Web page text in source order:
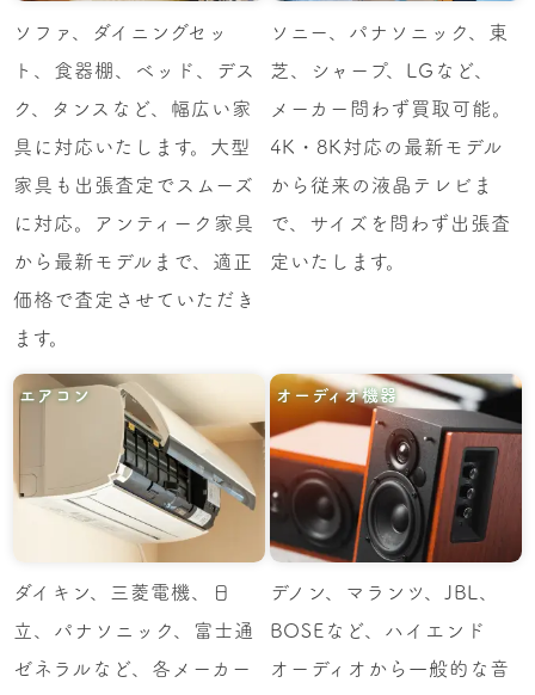
ソファ、ダイニングセッ
ト、食器棚、ベッド、デス
ク、タンスなど、幅広い家
具に対応いたします。大型
家具も出張査定でスムーズ
に対応。アンティーク家具
から最新モデルまで、適正
価格で査定させていただき
ます。
ソニー、パナソニック、東
芝、シャープ、LGなど、
メーカー問わず買取可能。
4K・8K対応の最新モデル
から従来の液晶テレビま
で、サイズを問わず出張査
定いたします。
エアコン
ダイキン、三菱電機、日
立、パナソニック、富士通
ゼネラルなど、各メーカー
オーディオ機器
デノン、マランツ、JBL、
BOSEなど、ハイエンド
オーディオから一般的な音